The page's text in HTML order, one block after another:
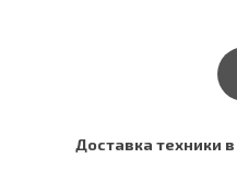
Доставка техники